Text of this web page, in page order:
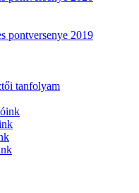
pontversenye 2019
tanfolyam